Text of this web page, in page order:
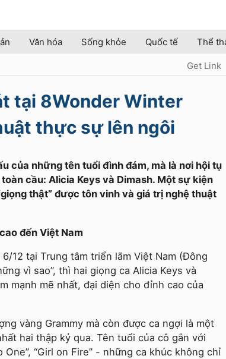
Văn hóa Sống khỏe Quốc tế Thể
Get Link
tại 8Wonder Winter
thực sự lên ngôi
của những tên tuổi đình đám, mà là nơi hội tụ
cầu: Alicia Keys và Dimash. Một sự kiện
thật” được tôn vinh và giá trị nghệ thuật
đến Việt Nam
12 tại Trung tâm triển lãm Việt Nam (Đông
vì sao”, thì hai giọng ca Alicia Keys và
mạnh mẽ nhất, đại diện cho đỉnh cao của
vàng Grammy mà còn được ca ngợi là một
hai thập kỷ qua. Tên tuổi của cô gắn với
One”, “Girl on Fire” - những ca khúc không chỉ